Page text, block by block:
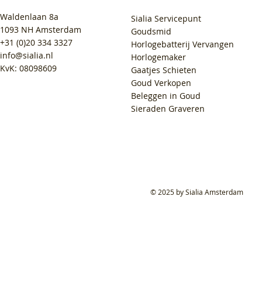
Waldenlaan 8a
1093 NH Amsterdam
+31 (0)20 334 3327
info@sialia.nl
KvK: 08098609
Sialia Servicepunt
Goudsmid
Horlogebatterij Vervangen
Horlogemaker
Gaatjes Schieten
Goud Verkopen
Beleggen in Goud
Sieraden Graveren
© 2025 by Sialia Amsterdam